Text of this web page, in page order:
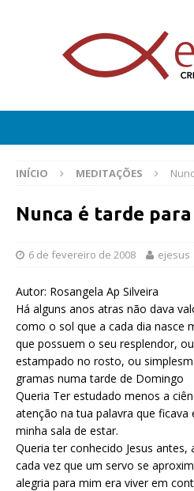
INÍCIO MEDITAÇÕES
Nunca é tarde
6 de fevereiro de 2008 ejesus
Autor: Rosangela Ap Silveira
Há alguns anos atras não dava
como o sol que a cada dia nasce
que possuem o seu resplendor,
estampado no rosto, ou
gramas numa tarde de Domingo
Queria Ter estudado menos a
atenção na tua palavra que
minha sala de estar.
Queria ter conhecido Jesus
cada vez que um servo se
alegria para mim era viver em